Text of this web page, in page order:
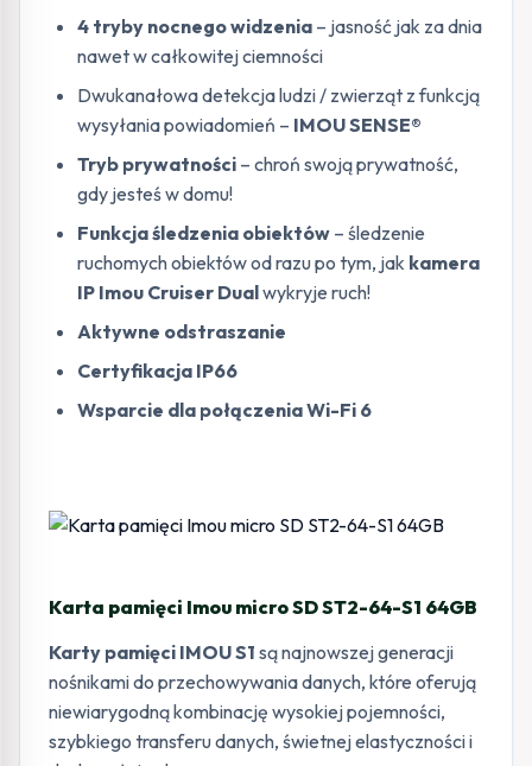
4 tryby nocnego widzenia – jasność jak za dnia
nawet w całkowitej ciemności
Dwukanałowa detekcja ludzi / zwierząt z funkcją
wysyłania powiadomień – IMOU SENSE®
Tryb prywatności – chroń swoją prywatność,
gdy jesteś w domu!
Funkcja śledzenia obiektów – śledzenie
ruchomych obiektów od razu po tym, jak kamera
IP Imou Cruiser Dualwykryje ruch!
Aktywne odstraszanie
Certyfikacja IP66
Wsparcie dla połączenia Wi-Fi 6
Karta pamięci Imou micro SD ST2-64-S1 64GB
Karty pamięci IMOU S1 są najnowszej generacji
nośnikami do przechowywania danych, które oferują
niewiarygodną kombinację wysokiej pojemności,
szybkiego transferu danych, świetnej elastyczności i